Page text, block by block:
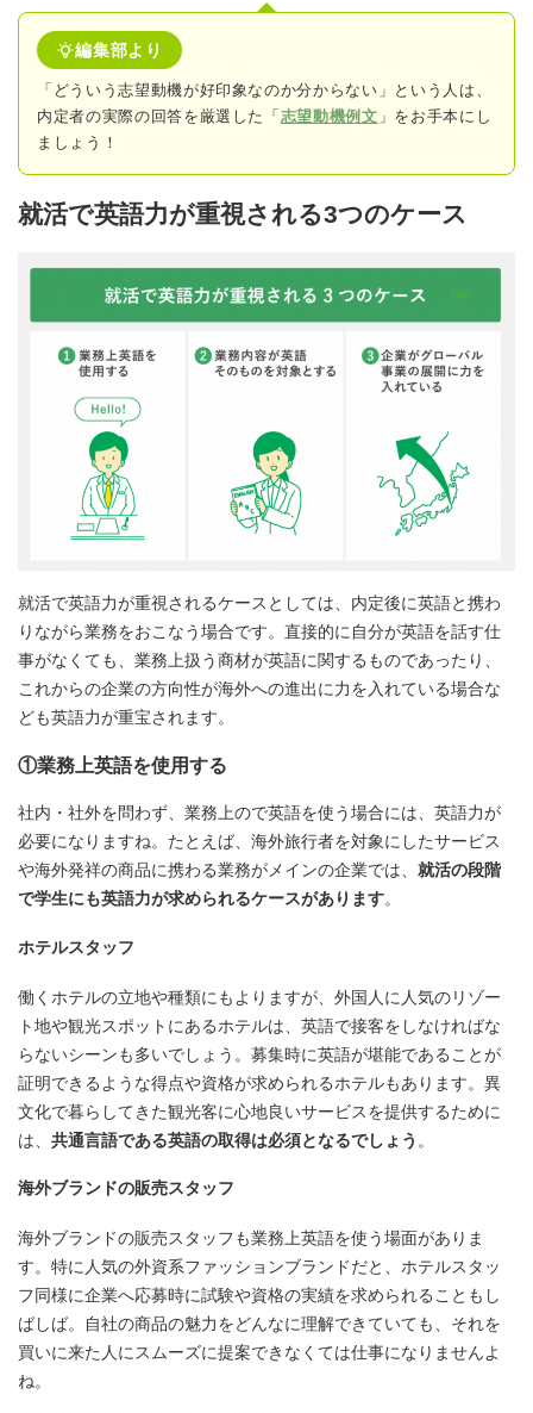
編集部より
「どういう志望動機が好印象なのか分からない」という人は、
内定者の実際の回答を厳選した「志望動機例文 」をお手本にし
ましょう！
就活で英語力が重視される3つのケース
就活で英語力が重視されるケースとしては、内定後に英語と携わ
りながら業務をおこなう場合です。直接的に自分が英語を話す仕
事がなくても、業務上扱う商材が英語に関するものであったり、
これからの企業の方向性が海外への進出に力を入れている場合な
ども英語力が重宝されます。
①業務上英語を使用する
社内・社外を問わず、業務上ので英語を使う場合には、英語力が
必要になりますね。たとえば、海外旅行者を対象にしたサービス
や海外発祥の商品に携わる業務がメインの企業では、 就活の段階
で学生にも英語力が求められるケースがあります。
ホテルスタッフ
働くホテルの立地や種類にもよりますが、外国人に人気のリゾー
ト地や観光スポットにあるホテルは、英語で接客をしなければな
らないシーンも多いでしょう。募集時に英語が堪能であることが
証明できるような得点や資格が求められるホテルもあります。異
文化で暮らしてきた観光客に心地良いサービスを提供するために
は、 共通言語である英語の取得は必須となるでしょう 。
海外ブランドの販売スタッフ
海外ブランドの販売スタッフも業務上英語を使う場面がありま
す。特に人気の外資系ファッションブランドだと、ホテルスタッ
フ同様に企業へ応募時に試験や資格の実績を求められることもし
ばしば。自社の商品の魅力をどんなに理解できていても、それを
買いに来た人にスムーズに提案できなくては仕事になりませんよ
ね。